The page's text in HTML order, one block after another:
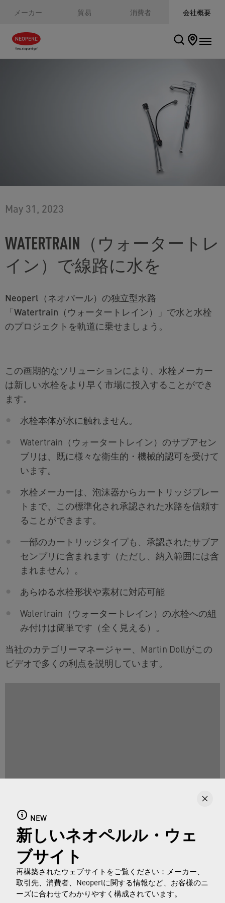
メーカー 貿易 消費者 会社概要
NEW
新しいネオペルル・ウェ
ブサイト
再構築されたウェブサイトをご覧ください：メーカー、
取引先、消費者、Neoperlに関する情報など、お客様のニ
ーズに合わせてわかりやすく構成されています。
May 31, 2023
WATERTRAIN（ウォータートレ
イン）で線路に水を
Neoperl（ネオパール）の独立型水路
「Watertrain（ウォータートレイン）」で水と水栓
のプロジェクトを軌道に乗せましょう。
Martin Dollが、水栓メーカーにとってのWatertrain（ウォータ
ートレイン）のユニークな魅力について説明します
この画期的なソリューションにより、水栓メーカー
は新しい水栓をより早く市場に投入することができ
ます。
水栓本体が水に触れません。
Watertrain（ウォータートレイン）のサブアセン
ブリは、既に様々な衛生的・機械的認可を受けて
います。
水栓メーカーは、泡沫器からカートリッジプレー
トまで、この標準化され承認された水路を信頼す
ることができます。
一部のカートリッジタイプも、承認されたサブア
センブリに含まれます（ただし、納入範囲には含
まれません）。
あらゆる水栓形状や素材に対応可能
Watertrain（ウォータートレイン）の水栓への組
み付けは簡単です（全く見える）。
当社のカテゴリーマネージャー、Martin Dollがこの
ビデオで多くの利点を説明しています。
ウォータートレインについての詳細は›こちらをクリ
ックしてください。